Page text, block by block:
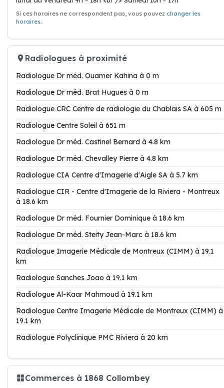
Si ces horaires ne correspondent pas, vous pouvez changer les
horaires.
Radiologues à proximité
Radiologue Dr méd. Ouamer Kahina à 0 m
Radiologue Dr méd. Brat Hugues à 0 m
Radiologue CRC Centre de radiologie du Chablais SA à 605 m
Radiologue Centre Soleil à 651 m
Radiologue Dr méd. Castinel Bernard à 4.8 km
Radiologue Dr méd. Chevalley Pierre à 4.8 km
Radiologue CIA Centre d'Imagerie d'Aigle SA à 5.7 km
Radiologue CIR - Centre d'Imagerie de la Riviera - Montreux
à 18.6 km
Radiologue Dr méd. Fournier Dominique à 18.6 km
Radiologue Dr méd. Steity Jean-Marc à 18.6 km
Radiologue Imagerie Médicale de Montreux (CIMM) à 19.1
km
Radiologue Sanches Joao à 19.1 km
Radiologue Al-Kaar Mahmoud à 19.1 km
Radiologue Centre Imagerie Médicale de Montreux (CIMM) à
19.1 km
Radiologue Polyclinique PMC Riviera à 20 km
Commerces à 1868 Collombey